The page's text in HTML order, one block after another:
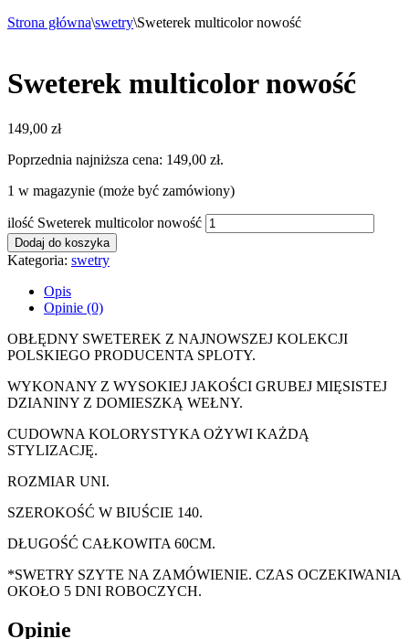
Strona główna\swetry\Sweterek multicolor nowość
Sweterek multicolor nowość
149,00 zł
Poprzednia najniższa cena: 149,00 zł.
1 w magazynie (może być zamówiony)
ilość Sweterek multicolor nowość
Dodaj do koszyka
Kategoria: swetry
Opis
Opinie (0)
OBŁĘDNY SWETEREK Z NAJNOWSZEJ KOLEKCJI
POLSKIEGO PRODUCENTA SPLOTY.
WYKONANY Z WYSOKIEJ JAKOŚCI GRUBEJ MIĘSISTEJ
DZIANINY Z DOMIESZKĄ WEŁNY.
CUDOWNA KOLORYSTYKA OŻYWI KAŻDĄ
STYLIZACJĘ.
ROZMIAR UNI.
SZEROKOŚĆ W BIUŚCIE 140.
DŁUGOŚĆ CAŁKOWITA 60CM.
*SWETRY SZYTE NA ZAMÓWIENIE. CZAS OCZEKIWANIA
OKOŁO 5 DNI ROBOCZYCH.
Opinie